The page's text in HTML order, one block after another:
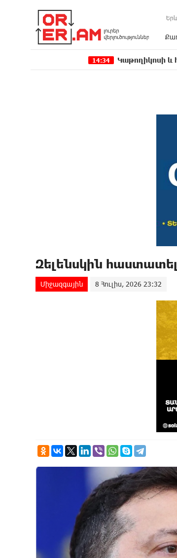
Կաթողիկոսի և հոգևոր
Զելենսկին
Միջազգային 8 Հուլիս, 2026 23:32